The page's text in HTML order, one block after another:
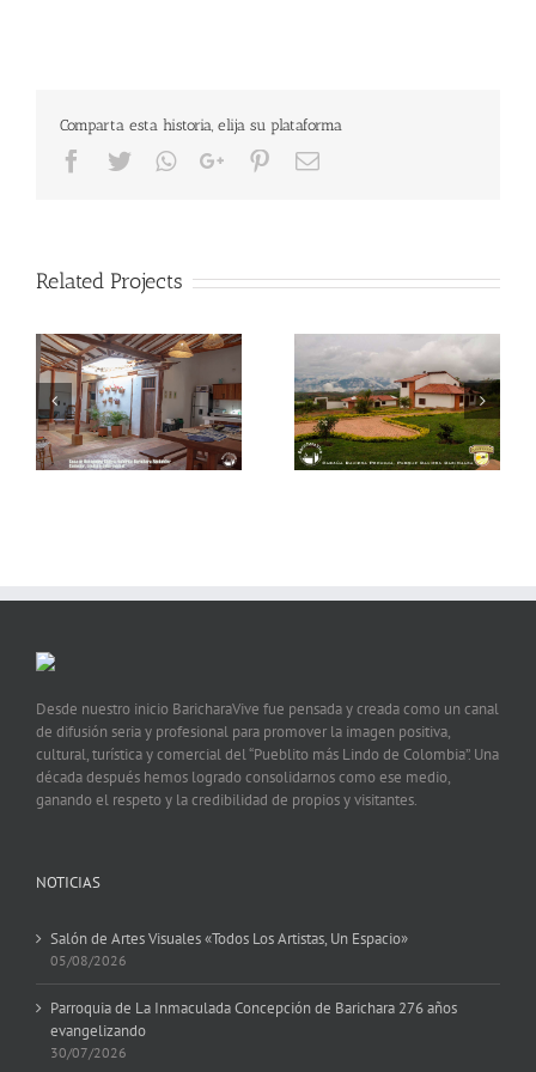
Comparta esta historia, elija su plataforma
Facebook
TwitterWhatsapp
Google+Pinterest
Email
Related Projects
Condominio Parque
Baviera
Posada mi Tierra
Guane
Desde nuestro inicio BaricharaVive fue pensada y creada como un canal
de difusión seria y profesional para promover la imagen positiva,
cultural, turística y comercial del “Pueblito más Lindo de Colombia”. Una
década después hemos logrado consolidarnos como ese medio,
ganando el respeto y la credibilidad de propios y visitantes.
NOTICIAS
Salón de Artes Visuales «Todos Los Artistas, Un Espacio»
05/08/2026
Parroquia de La Inmaculada Concepción de Barichara 276 años
evangelizando
30/07/2026